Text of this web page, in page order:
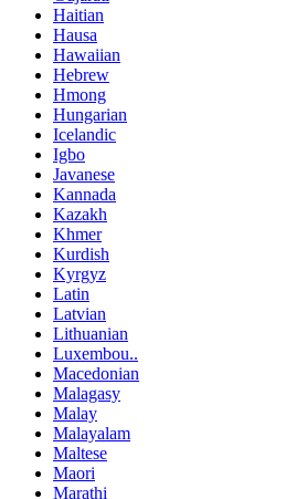
Haitian
Hausa
Hawaiian
Hebrew
Hmong
Hungarian
Icelandic
Igbo
Javanese
Kannada
Kazakh
Khmer
Kurdish
Kyrgyz
Latin
Latvian
Lithuanian
Luxembou..
Macedonian
Malagasy
Malay
Malayalam
Maltese
Maori
Marathi